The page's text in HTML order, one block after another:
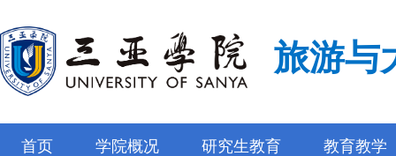
旅游与
首页 学院概况 研究生教育 教育教学